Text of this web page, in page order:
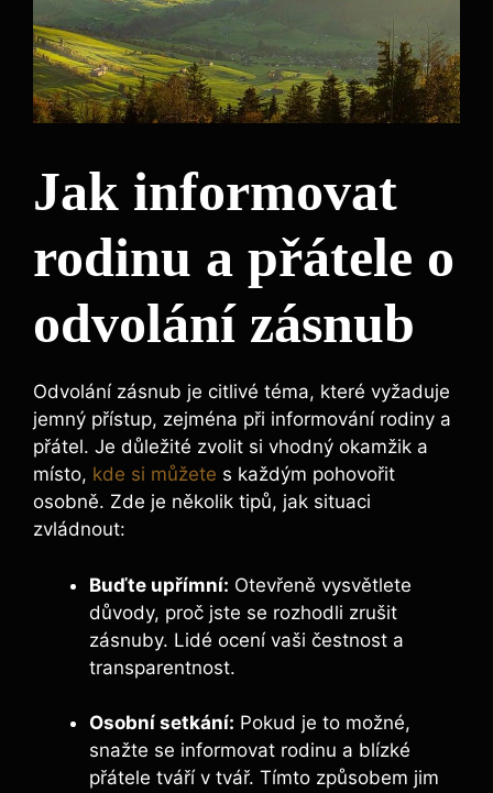
Jak informovat
rodinu a přátele o
odvolání zásnub
Odvolání zásnub je citlivé téma, které vyžaduje
jemný přístup, zejména při informování rodiny a
přátel. Je důležité zvolit si vhodný okamžik a
místo, kde si můžete s každým pohovořit
osobně. Zde je několik tipů, jak situaci
zvládnout:
Buďte upřímní: Otevřeně vysvětlete
důvody, proč jste se rozhodli zrušit
zásnuby. Lidé ocení vaši čestnost a
transparentnost.
Osobní setkání: Pokud je to možné,
snažte se informovat rodinu a blízké
přátele tváří v tvář. Tímto způsobem jim